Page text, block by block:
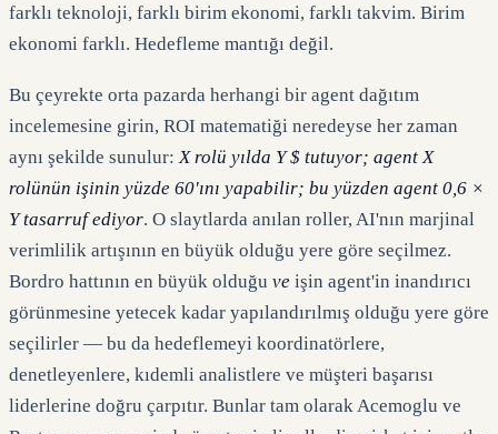
farklı teknoloji, farklı birim ekonomi, farklı takvim. Birim
ekonomi farklı. Hedefleme mantığı değil.
Bu çeyrekte orta pazarda herhangi bir agent dağıtım
incelemesine girin, ROI matematiği neredeyse her zaman
aynı şekilde sunulur:X rolü yılda Y $ tutuyor; agent X
rolünün işinin yüzde 60'ını yapabilir; bu yüzden agent 0,6 ×
Y tasarruf ediyor. O slaytlarda anılan roller, AI'nın marjinal
verimlilik artışının en büyük olduğu yere göre seçilmez.
Bordro hattının en büyük olduğu ve işin agent'in inandırıcı
görünmesine yetecek kadar yapılandırılmış olduğu yere göre
seçilirler — bu da hedeflemeyi koordinatörlere,
denetleyenlere, kıdemli analistlere ve müşteri başarısı
liderlerine doğru çarpıtır. Bunlar tam olarak Acemoglu ve